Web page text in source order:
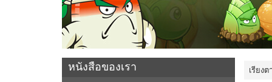
หนังสือของเรา เรียง